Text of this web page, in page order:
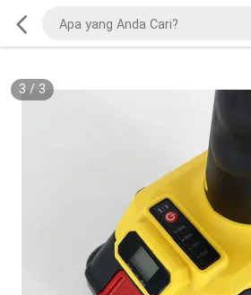
3 / 3